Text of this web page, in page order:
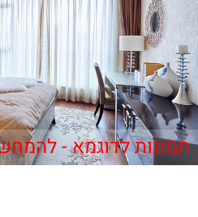
תמונות לדוגמא -